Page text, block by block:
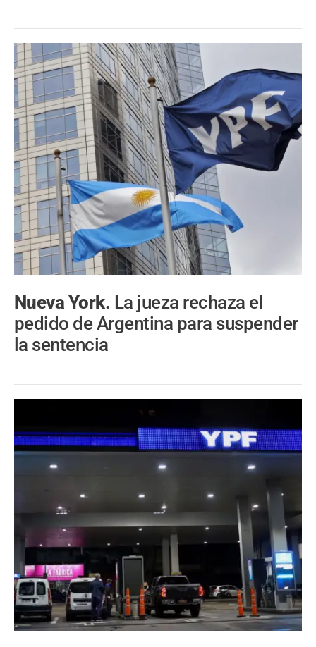
Nueva York. La jueza rechaza el
pedido de Argentina para suspender
la sentencia